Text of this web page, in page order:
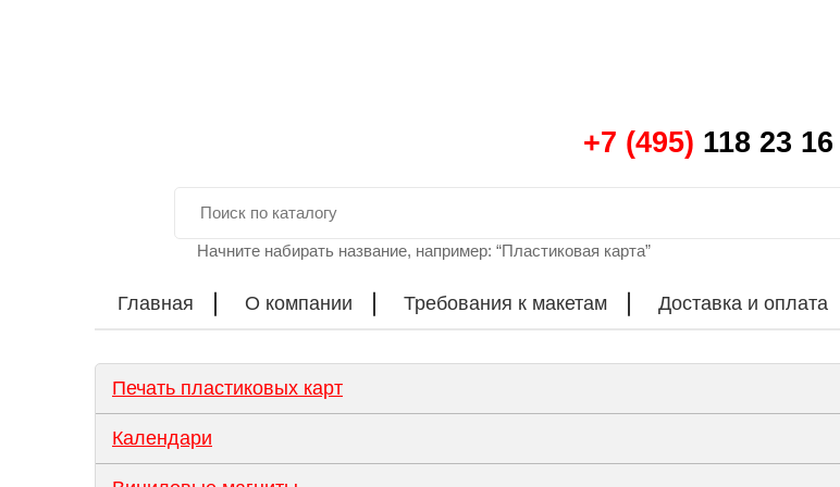
+7 (495) 118 23 16
Начните набирать название, например: “Пластиковая карта”
Главная О компании Требования к макетам Доставка и оплата
Печать пластиковых карт
Календари